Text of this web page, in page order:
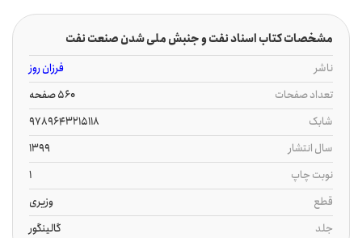
مشخصات کتاب اسناد نفت و جنبش ملی شدن صنعت نفت
ناشر
فرزان روز
تعداد صفحات
560 صفحه
شابک
9789643215118
سال انتشار
1399
نوبت چاپ
1
قطع
وزیری
جلد
گالینگور